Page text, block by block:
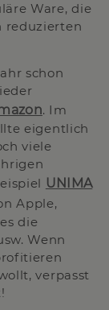
Ware, die
reduzierten
schon
. Im
eigentlich
viele
UNIMA
Apple,
die
Wenn
verpasst